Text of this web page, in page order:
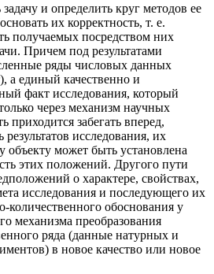
и определить круг методов ее
их корректность, т. е.
получаемых посредством них
Причем под результатами
ряды числовых данных
а единый качественно и
факт исследования, который
через механизм научных
приходится забегать вперед,
результатов исследования, их
объекту может быть установлена
этих положений. Другого пути
о характере, свойствах,
исследования и последующего их
количественного обоснования у
механизма преобразования
ряда (данные натурных и
в новое качество или новое